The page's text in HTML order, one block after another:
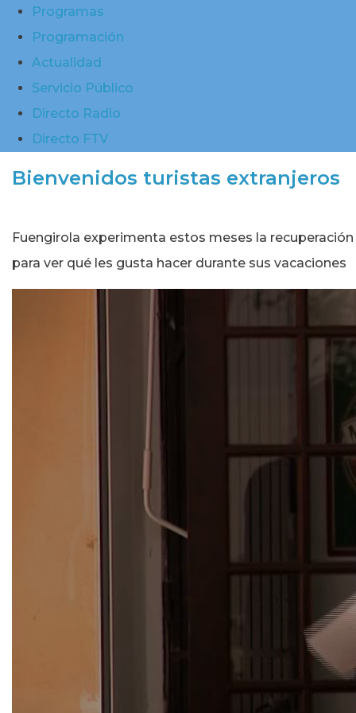
Programas
Programación
Actualidad
Servicio Público
Directo Radio
Directo FTV
Bienvenidos turistas extranjeros
Fuengirola experimenta estos meses la
para ver qué les gusta hacer durante sus vacaciones